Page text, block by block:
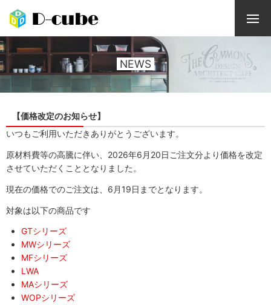
NEWS
【価格改定のお知らせ】
いつもご利用いただきありがとうございます。
原材料費等の高騰に伴い、2026年6月20日ご注文分より価格を改定
させていただくこととなりました。
現在の価格でのご注文は、6月19日までとなります。
対象は以下の商品です
GTシリーズ
MWシリーズ
MFシリーズ
LWA
MAシリーズ
WOPシリーズ